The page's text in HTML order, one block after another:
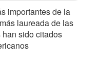
importantes de la
laureada de las
sido citados